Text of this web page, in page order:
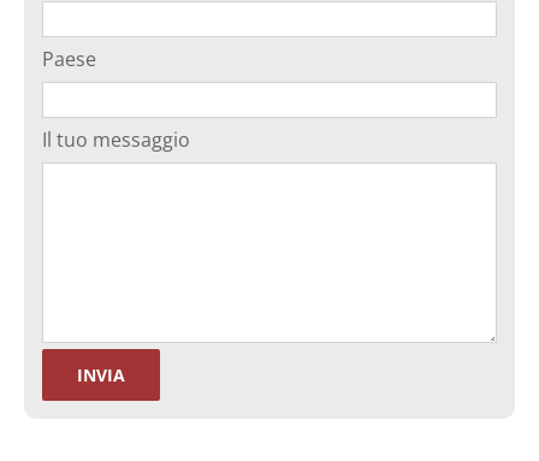
Paese
Il tuo messaggio